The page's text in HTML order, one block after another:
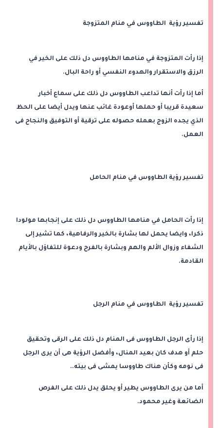
تفسير رؤية الطاووس في منام المتزوجة
إذا رأت المتزوجة في منامها الطاووس دل ذلك على الخير في
الرزق والاستقرار والهدوء النفسي أو راحة البال.
أما إذا رأت أنها تداعب الطاووس دل ذلك على سماع أخبار
سعيدة قريبا أو حملها أوعودة غائب عنها ويدل أيضا على الحظ
الذي يجده الزوج بعمله حصوله على ترقية أو التوفيق والنجاح فى
العمل.
تفسير رؤية الطاووس في منام الحامل
إذا رأت الحامل في منامها الطاووس دل ذلك على إنجابها مولودا
ذكرا، وايضا يحمل لها بشارة بالخير والرفاهية، كما تشير إلى
الشفاء وزوال الألم والهم وبشارة بالفرح ودعوة للتفاؤل بالأيام
القادمة.
تفسير رؤية الطاووس في منام الرجل
إذا رأى الرجل الطاووس فى المنام دل ذلك على الرقى وتحقيق
حلم أو هدف كان بعيد المنال، وأفضل الرؤية هى أن يرى الرجل
فى نومه وكأن هناك طاووسا يمشى فى بيته..
أما من يرى الطاووس يطير أو يحلق يدل ذلك على الفرص
الضائعة وغير محمود.